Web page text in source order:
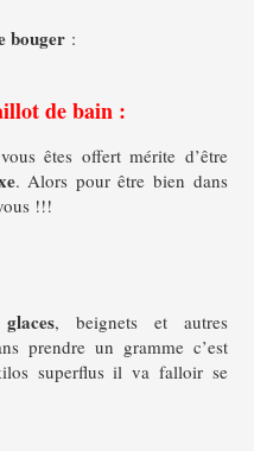
bouger :
de bain :
êtes offert mérite d’être
. Alors pour être bien dans
!!!
glaces, beignets et autres
prendre un gramme c’est
superflus il va falloir se